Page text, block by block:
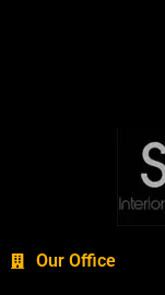
Our Office